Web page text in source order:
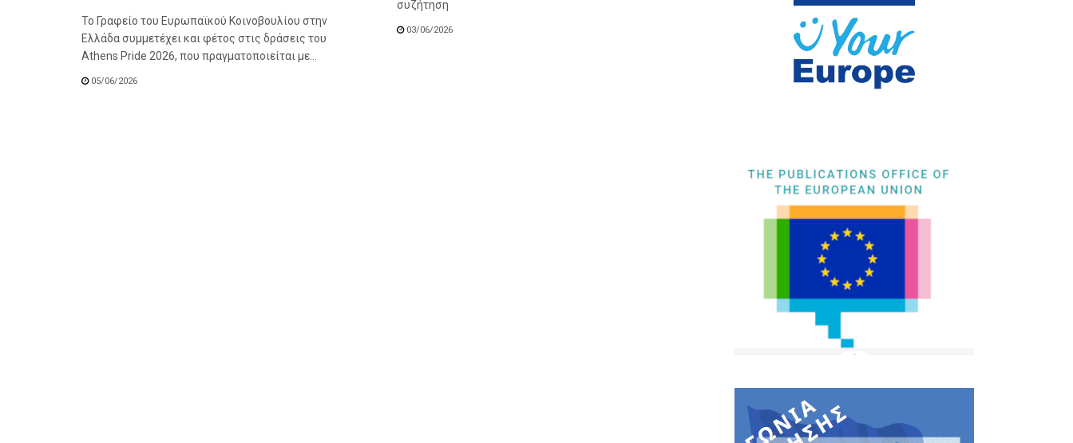
Το Γραφείο του Ευρωπαϊκού Κοινοβουλίου στην
Ελλάδα συμμετέχει και φέτος στις δράσεις του
Athens Pride 2026, που πραγματοποιείται με...
05/06/2026
συζήτηση
03/06/2026